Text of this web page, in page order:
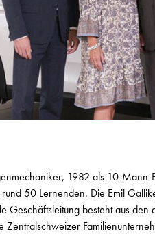
1982 als 10-
50 Lernenden. Die Emil
Geschäftsleitung besteht aus
Zentralschweizer